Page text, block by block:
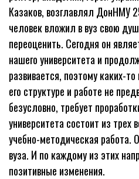
Казаков, возглавлял ДонНМУ
человек вложил в вуз свою
переоценить. Сегодня он
нашего университета и
развивается, поэтому каких-
его структуре и работе не
безусловно, требует
университета состоит из трех
учебно-методическая работа.
вуза. И по каждому из этих
позитивные изменения.